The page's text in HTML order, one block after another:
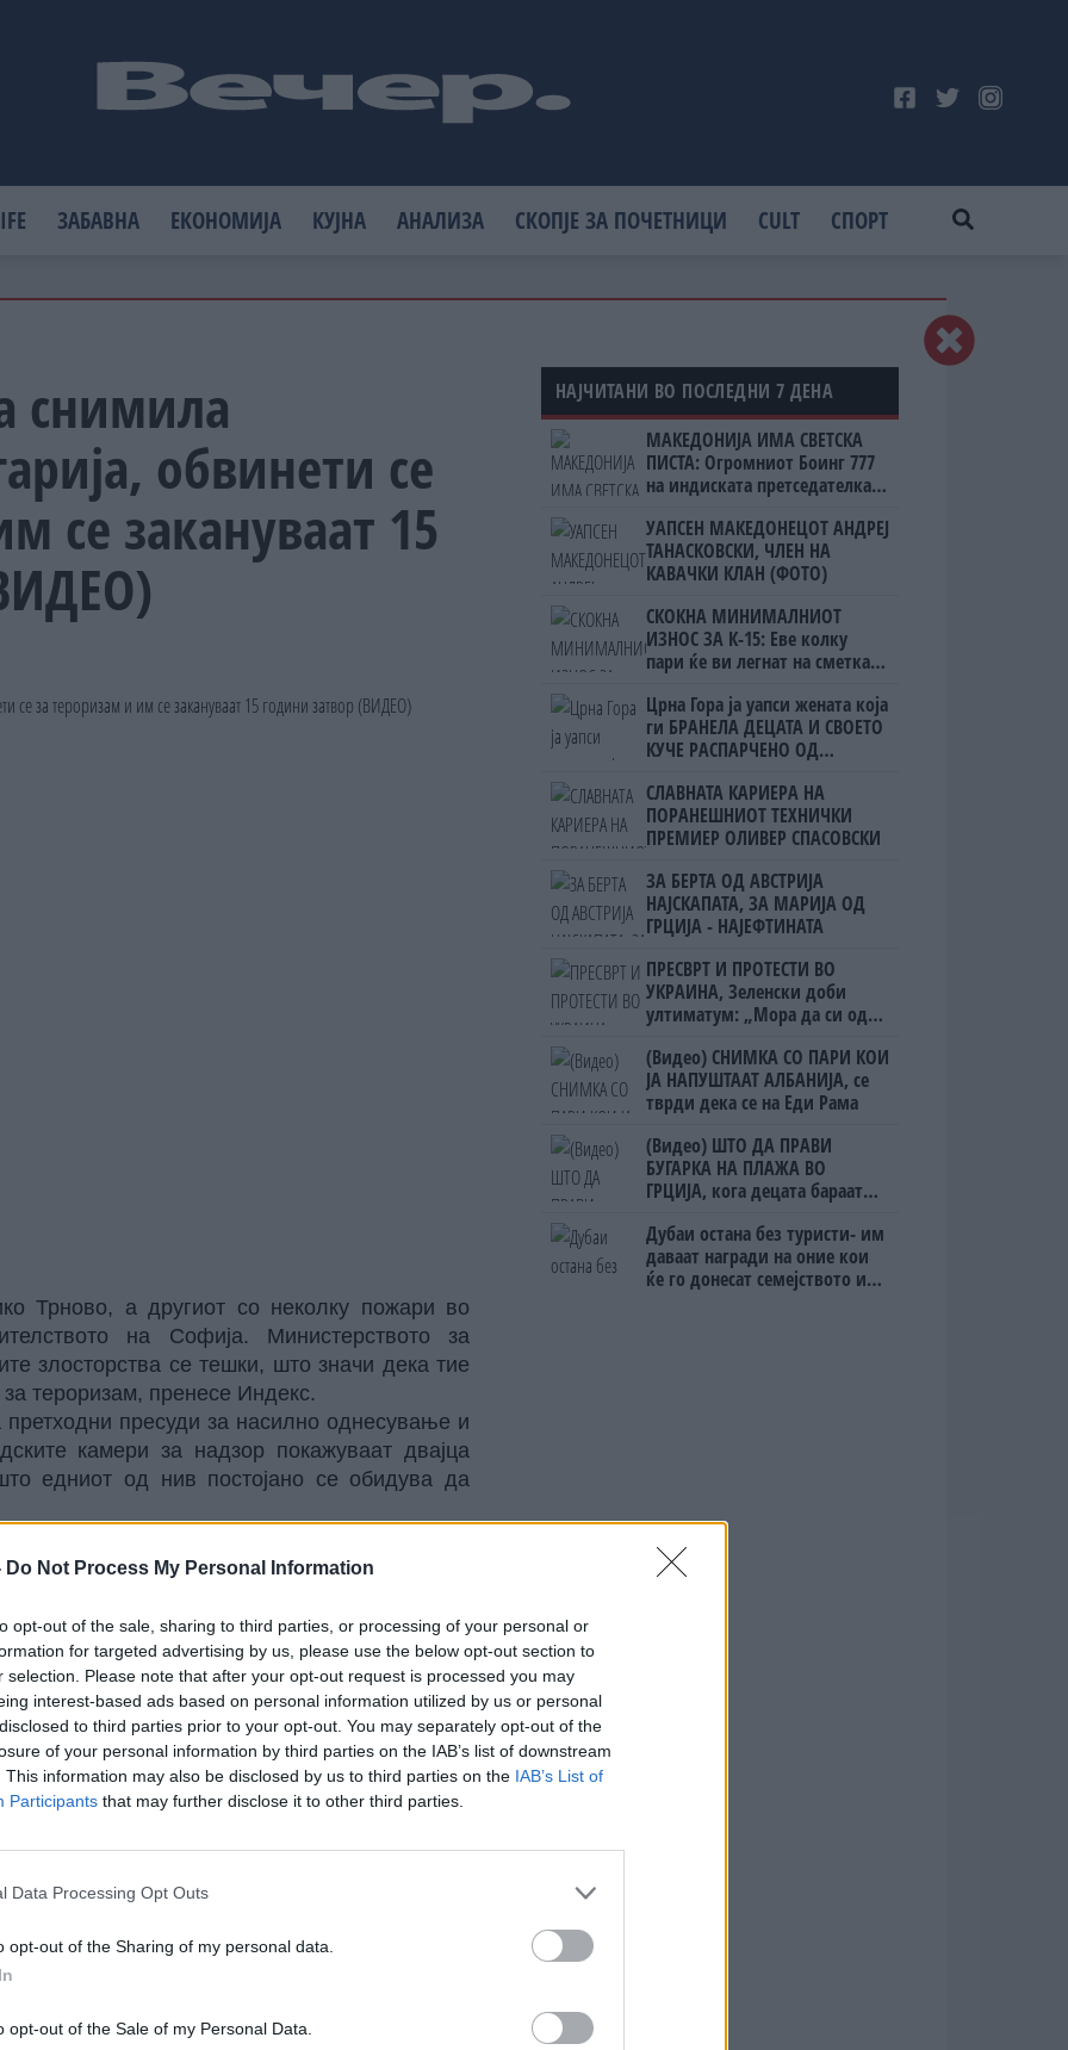
Do Not Process My Personal Information
opt-out of the sale, sharing to third parties, or processing of your personal or
for targeted advertising by us, please use the below opt-out section to
selection. Please note that after your opt-out request is processed you may
interest-based ads based on personal information utilized by us or personal
to third parties prior to your opt-out. You may separately opt-out of the
of your personal information by third parties on the IAB’s list of downstream
This information may also be disclosed by us to third parties on the IAB’s List of
Participants that may further disclose it to other third parties.
Data Processing Opt Outs
opt-out of the Sharing of my personal data.
opt-out of the Sale of my Personal Data.
ЗАБАВНА ЕКОНОМИЈА КУЈНА АНАЛИЗА СКОПЈЕ ЗА ПОЧЕТНИЦИ CULT СПОРТ
снимила
обвинети се
се закануваат 15
Трново, а другиот со неколку пожари во
на Софија. Министерството за
злосторства се тешки, што значи дека тие
тероризам, пренесе Индекс.
пресуди за насилно однесување и
камери за надзор покажуваат двајца
едниот од нив постојано се обидува да
населби Бузлуџа и Чолаковичи.
и рекол дека бил пијан на роденденска
од бугарскиот Кривичен законик, кој се
НАЈЧИТАНИ ВО ПОСЛЕДНИ 7 ДЕНА
МАКЕДОНИЈА ИМА СВЕТСКА
ПИСТА: Огромниот Боинг 777
на индиската претседателка
Скопје
УАПСЕН МАКЕДОНЕЦОТ АНДРЕЈ
ТАНАСКОВСКИ, ЧЛЕН НА
КАВАЧКИ КЛАН (ФОТО)
СКОКНА МИНИМАЛНИОТ
ИЗНОС ЗА К-15: Еве колку
пари ќе ви легнат на сметка
Црна Гора ја уапси жената која
ги БРАНЕЛА ДЕЦАТА И СВОЕТО
КУЧЕ РАСПАРЧЕНО ОД
СЛАВНАТА КАРИЕРА НА
ПОРАНЕШНИОТ ТЕХНИЧКИ
ПРЕМИЕР ОЛИВЕР СПАСОВСКИ
ЗА БЕРТА ОД АВСТРИЈА
НАЈСКАПАТА, ЗА МАРИЈА ОД
ГРЦИЈА - НАЈЕФТИНАТА
ПРЕСВРТ И ПРОТЕСТИ ВО
УКРАИНА, Зеленски доби
ултиматум: „Мора да си оди,
(Видео) СНИМКА СО ПАРИ КОИ
ЈА НАПУШТААТ АЛБАНИЈА, се
тврди дека се на Еди Рама
(Видео) ШТО ДА ПРАВИ
БУГАРКА НА ПЛАЖА ВО
ГРЦИЈА, кога децата бараат
Дубаи остана без туристи- им
даваат награди на оние кои
ќе го донесат семејството или